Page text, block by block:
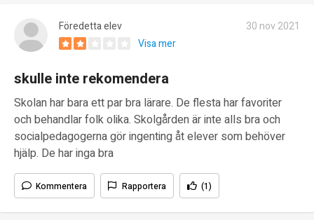
Föredetta elev
30 nov 2021
Visa mer
skulle inte rekomendera
Skolan har bara ett par bra lärare. De flesta har favoriter
och behandlar folk olika. Skolgården är inte alls bra och
socialpedagogerna gör ingenting åt elever som behöver
hjälp. De har inga bra
Kommentera Rapportera (1)